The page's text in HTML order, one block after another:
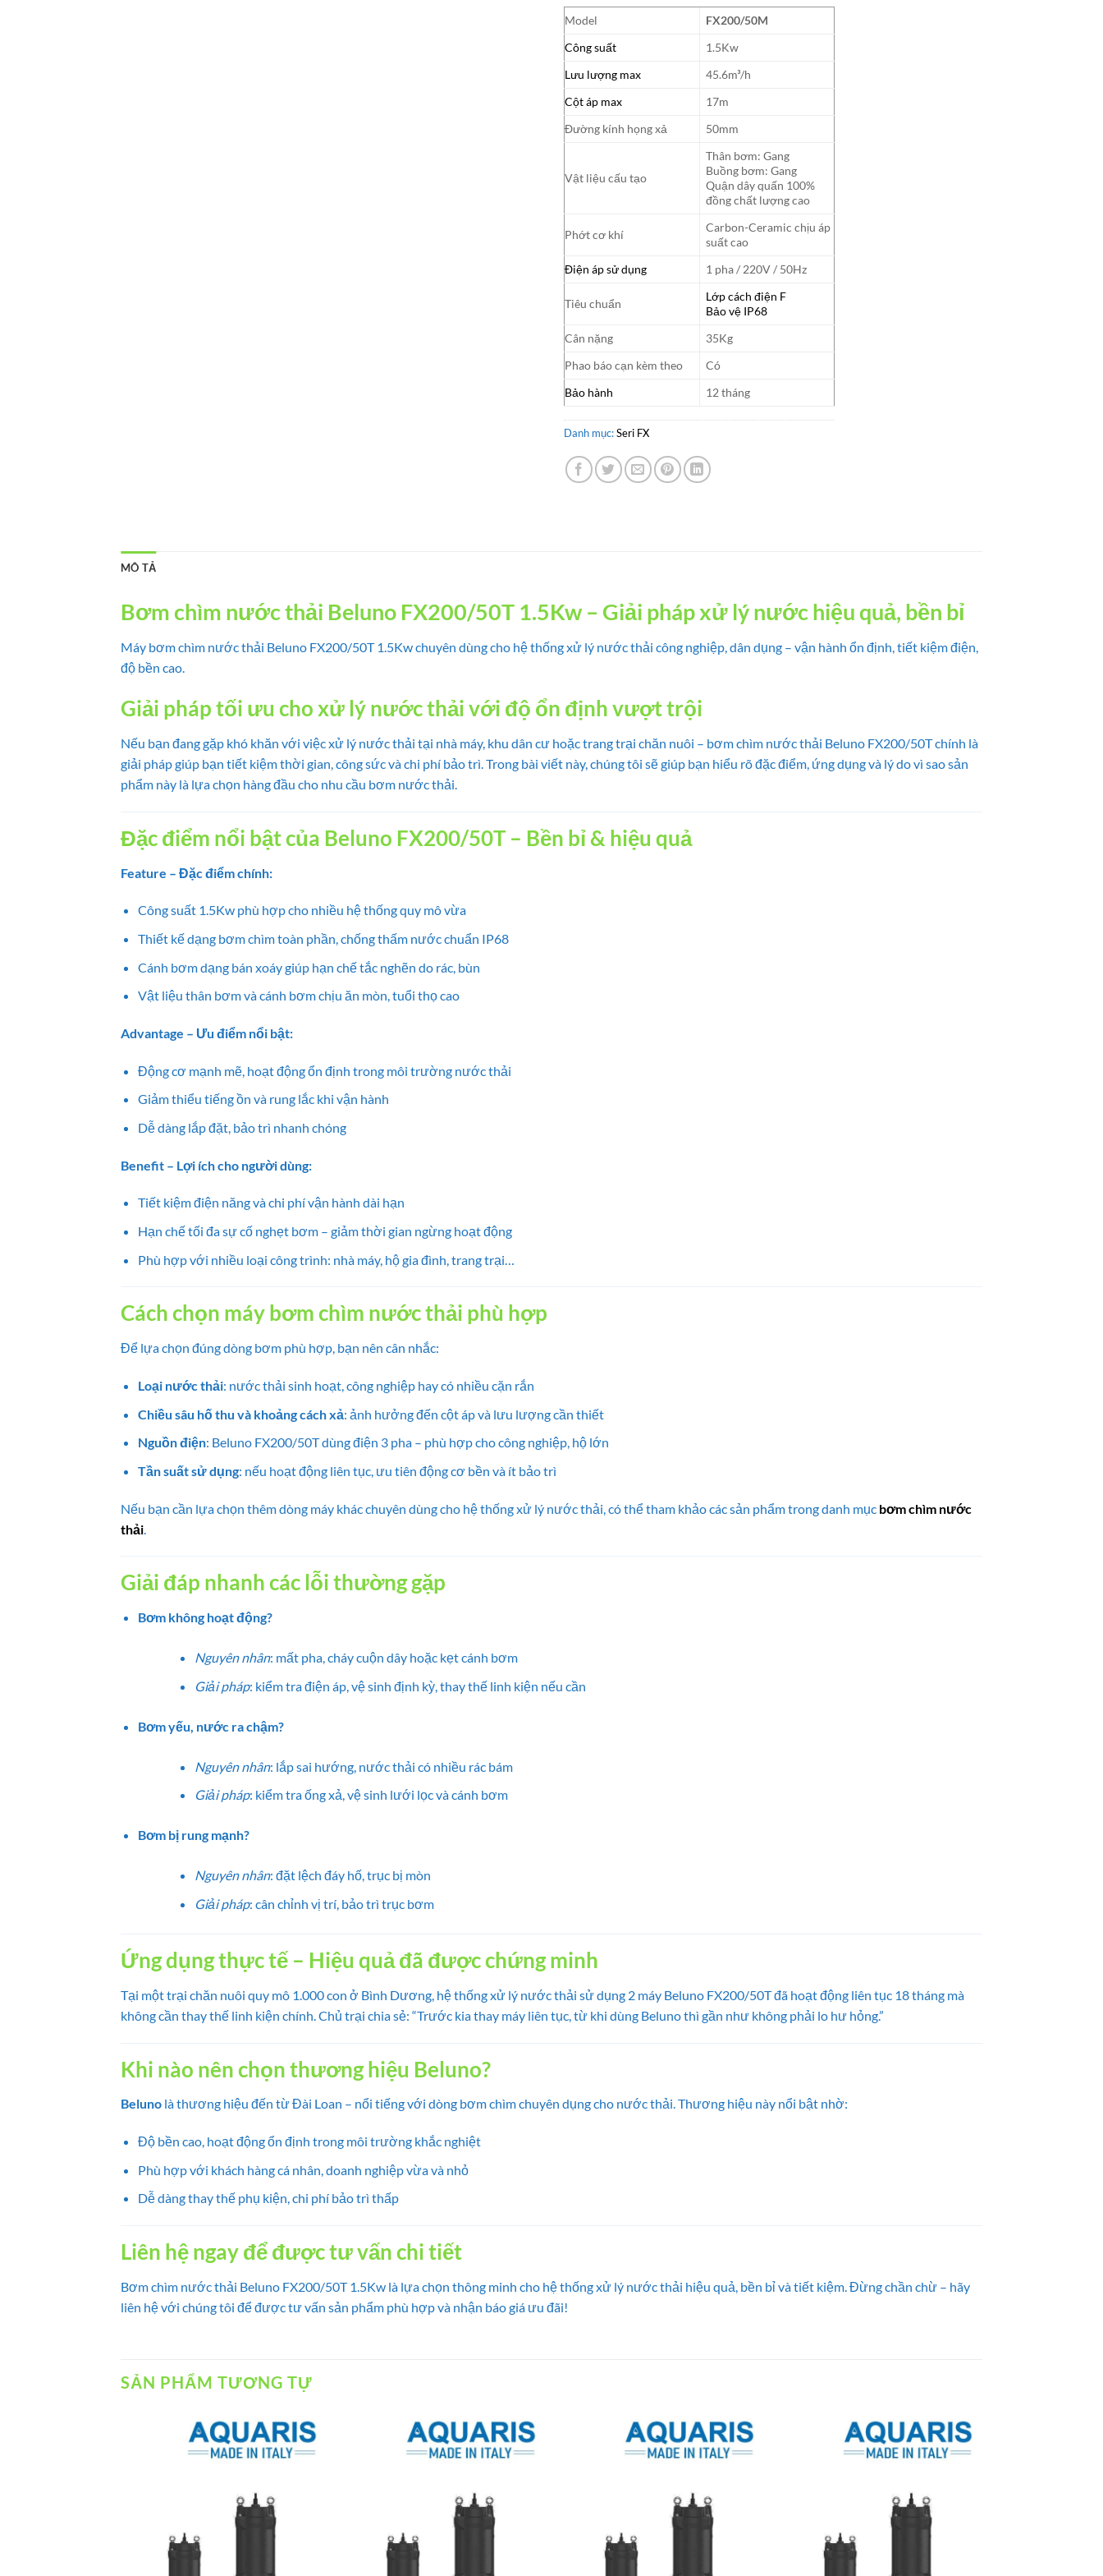
Model
FX200/50M
Công suất
1.5Kw
Lưu lượng max
45.6m³/h
Cột áp max
17m
Đường kính họng xả
50mm
Vật liệu cấu tạo
Thân bơm: Gang
Buồng bơm: Gang
Quận dây quấn 100%
đồng chất lượng cao
Phớt cơ khí
Carbon-Ceramic chịu áp
suất cao
Điện áp sử dụng
1 pha / 220V / 50Hz
Tiêu chuẩn
Lớp cách điện F
Bảo vệ IP68
Cân nặng
35Kg
Phao báo cạn kèm theo
Có
Bảo hành
12 tháng
Danh mục:Seri FX
MÔ TẢ
Bơm chìm nước thải Beluno FX200/50T 1.5Kw – Giải pháp xử lý nước hiệu quả, bền bỉ
Máy bơm chìm nước thải Beluno FX200/50T 1.5Kw chuyên dùng cho hệ thống xử lý nước thải công nghiệp, dân dụng – vận hành ổn định, tiết kiệm điện,
độ bền cao.
Giải pháp tối ưu cho xử lý nước thải với độ ổn định vượt trội
Nếu bạn đang gặp khó khăn với việc xử lý nước thải tại nhà máy, khu dân cư hoặc trang trại chăn nuôi – bơm chìm nước thải Beluno FX200/50T chính là
giải pháp giúp bạn tiết kiệm thời gian, công sức và chi phí bảo trì. Trong bài viết này, chúng tôi sẽ giúp bạn hiểu rõ đặc điểm, ứng dụng và lý do vì sao sản
phẩm này là lựa chọn hàng đầu cho nhu cầu bơm nước thải.
Đặc điểm nổi bật của Beluno FX200/50T – Bền bỉ & hiệu quả
Feature – Đặc điểm chính:
Công suất 1.5Kw phù hợp cho nhiều hệ thống quy mô vừa
Thiết kế dạng bơm chìm toàn phần, chống thấm nước chuẩn IP68
Cánh bơm dạng bán xoáy giúp hạn chế tắc nghẽn do rác, bùn
Vật liệu thân bơm và cánh bơm chịu ăn mòn, tuổi thọ cao
Advantage – Ưu điểm nổi bật:
Động cơ mạnh mẽ, hoạt động ổn định trong môi trường nước thải
Giảm thiểu tiếng ồn và rung lắc khi vận hành
Dễ dàng lắp đặt, bảo trì nhanh chóng
Benefit – Lợi ích cho người dùng:
Tiết kiệm điện năng và chi phí vận hành dài hạn
Hạn chế tối đa sự cố nghẹt bơm – giảm thời gian ngừng hoạt động
Phù hợp với nhiều loại công trình: nhà máy, hộ gia đình, trang trại…
Cách chọn máy bơm chìm nước thải phù hợp
Để lựa chọn đúng dòng bơm phù hợp, bạn nên cân nhắc:
Loại nước thải: nước thải sinh hoạt, công nghiệp hay có nhiều cặn rắn
Chiều sâu hố thu và khoảng cách xả: ảnh hưởng đến cột áp và lưu lượng cần thiết
Nguồn điện: Beluno FX200/50T dùng điện 3 pha – phù hợp cho công nghiệp, hộ lớn
Tần suất sử dụng: nếu hoạt động liên tục, ưu tiên động cơ bền và ít bảo trì
Nếu bạn cần lựa chọn thêm dòng máy khác chuyên dùng cho hệ thống xử lý nước thải, có thể tham khảo các sản phẩm trong danh mục bơm chìm nước
thải
Giải đáp nhanh các lỗi thường gặp
Bơm không hoạt động?
Nguyên nhân: mất pha, cháy cuộn dây hoặc kẹt cánh bơm
Giải pháp: kiểm tra điện áp, vệ sinh định kỳ, thay thế linh kiện nếu cần
Bơm yếu, nước ra chậm?
Nguyên nhân: lắp sai hướng, nước thải có nhiều rác bám
Giải pháp: kiểm tra ống xả, vệ sinh lưới lọc và cánh bơm
Bơm bị rung mạnh?
Nguyên nhân: đặt lệch đáy hố, trục bị mòn
Giải pháp: cân chỉnh vị trí, bảo trì trục bơm
Ứng dụng thực tế – Hiệu quả đã được chứng minh
Tại một trại chăn nuôi quy mô 1.000 con ở Bình Dương, hệ thống xử lý nước thải sử dụng 2 máy Beluno FX200/50T đã hoạt động liên tục 18 tháng mà
không cần thay thế linh kiện chính. Chủ trại chia sẻ: “Trước kia thay máy liên tục, từ khi dùng Beluno thì gần như không phải lo hư hỏng.”
Khi nào nên chọn thương hiệu Beluno?
Beluno là thương hiệu đến từ Đài Loan – nổi tiếng với dòng bơm chìm chuyên dụng cho nước thải. Thương hiệu này nổi bật nhờ:
Độ bền cao, hoạt động ổn định trong môi trường khắc nghiệt
Phù hợp với khách hàng cá nhân, doanh nghiệp vừa và nhỏ
Dễ dàng thay thế phụ kiện, chi phí bảo trì thấp
Liên hệ ngay để được tư vấn chi tiết
Bơm chìm nước thải Beluno FX200/50T 1.5Kw là lựa chọn thông minh cho hệ thống xử lý nước thải hiệu quả, bền bỉ và tiết kiệm. Đừng chần chừ – hãy
liên hệ với chúng tôi để được tư vấn sản phẩm phù hợp và nhận báo giá ưu đãi!
SẢN PHẨM TƯƠNG TỰ